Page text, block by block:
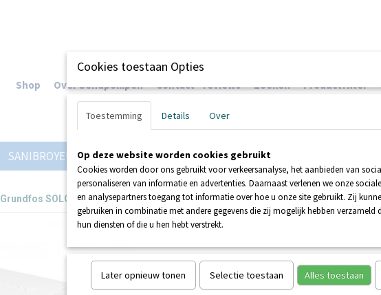
Shop Over Sendpompen Contact - reviews Zoeken Productfilter
SANIBROYEUR ZEHNDER POMPEN BOOSTERPOMPEN
Grundfos SOLOLIFT2 D-2
Grundfos SOLOLIFT2
€ 451,80 (inclusief btw 21%)
Levertijd In overleg
Cookies toestaan Opties
Toestemming Details Over
Op deze website worden cookies gebruikt
Cookies worden door ons gebruikt voor verkeersanalyse, het aanbieden van
personaliseren van informatie en advertenties. Daarnaast verlenen we onze
en analysepartners toegang tot informatie over hoe u onze site gebruikt. Zij
gebruiken in combinatie met andere gegevens die zij mogelijk hebben verzameld
hun diensten of die u hen hebt verstrekt.
Later opnieuw tonen Selectie toestaan Alles toestaan